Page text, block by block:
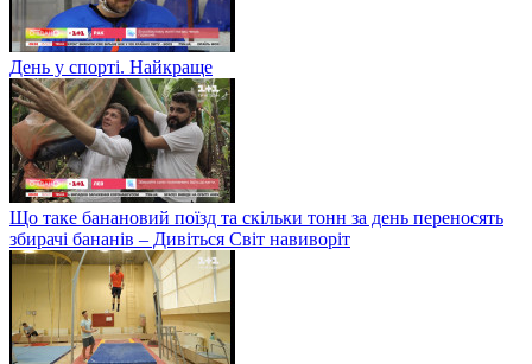
День у спорті. Найкраще
Що таке банановий поїзд та скільки тонн за день переносять
збирачі бананів – Дивіться Світ навиворіт